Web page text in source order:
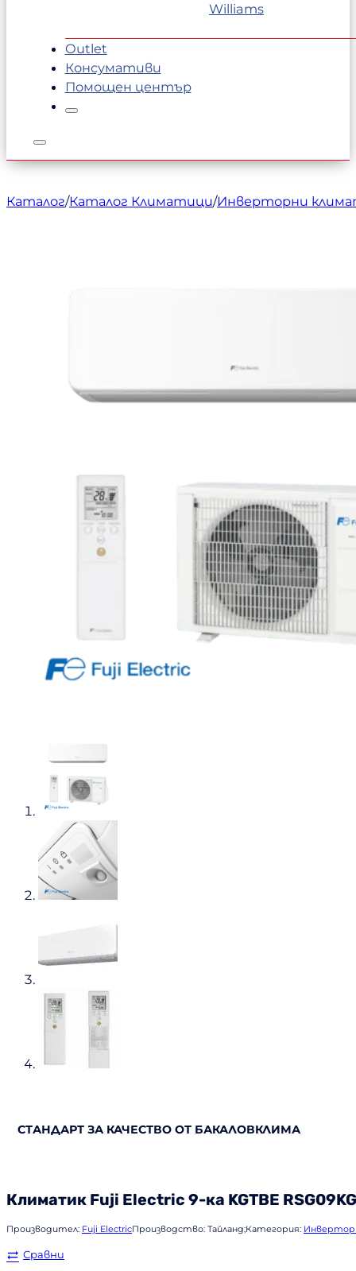
Williams
Outlet
Консумативи
Помощен център
Каталог/Каталог Климатици/Инверторни
СТАНДАРТ ЗА КАЧЕСТВО ОТ БАКАЛОВКЛИМА
Климатик Fuji Electric 9-ка KGTBE
Производител: Fuji ElectricПроизводство: Тайланд;Категория:
Сравни